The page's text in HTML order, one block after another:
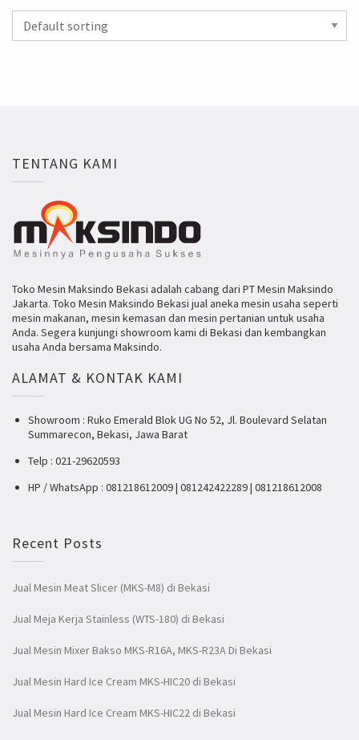
TENTANG KAMI
Toko Mesin Maksindo Bekasi adalah cabang dari PT Mesin Maksindo
Jakarta. Toko Mesin Maksindo Bekasi jual aneka mesin usaha seperti
mesin makanan, mesin kemasan dan mesin pertanian untuk usaha
Anda. Segera kunjungi showroom kami di Bekasi dan kembangkan
usaha Anda bersama Maksindo.
ALAMAT & KONTAK KAMI
Showroom : Ruko Emerald Blok UG No 52, Jl. Boulevard Selatan
Summarecon, Bekasi, Jawa Barat
Telp : 021-29620593
HP / WhatsApp : 081218612009 | 081242422289 | 081218612008
Recent Posts
Jual Mesin Meat Slicer (MKS-M8) di Bekasi
Jual Meja Kerja Stainless (WTS-180) di Bekasi
Jual Mesin Mixer Bakso MKS-R16A, MKS-R23A Di Bekasi
Jual Mesin Hard Ice Cream MKS-HIC20 di Bekasi
Jual Mesin Hard Ice Cream MKS-HIC22 di Bekasi